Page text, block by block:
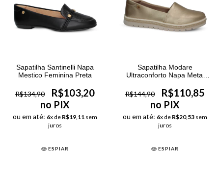
Sapatilha Santinelli Napa
Mestico Feminina Preta
R$134,90
R$103,20
no PIX
ou em até: 6x de R$19,11 sem
juros
ESPIAR
Sapatilha Modare
Ultraconforto Napa Metal
R$144,90
R$110,85
no PIX
ou em até: 6x de R$20,53 sem
juros
ESPIAR